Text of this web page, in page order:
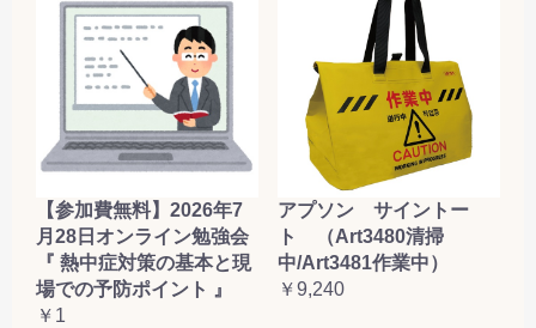
【参加費無料】2026年7
月28日オンライン勉強会
『 熱中症対策の基本と現
場での予防ポイント 』
￥1
アプソン サイントー
ト （Art3480清掃
中/Art3481作業中）
￥9,240